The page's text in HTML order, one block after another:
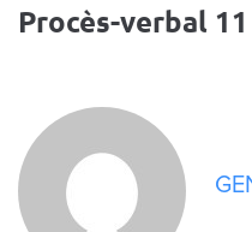
Procès-verbal